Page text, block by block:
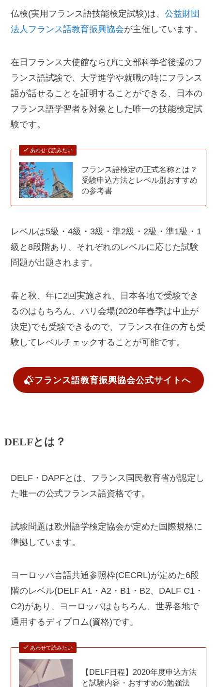
仏検(実用フランス語技能検定試験)は、公益財団
法人フランス語教育振興協会が主催しています。
在日フランス大使館ならびに文部科学省後援のフ
ランス語試験で、大学進学や就職の時にフランス
語が話せることを証明することができる、日本の
フランス語学習者を対象とした唯一の技能検定試
験です。
あわせて読みたい
フランス語検定の正式名称とは？
受験申込方法とレベル別おすすめ
の参考書
レベルは5級・4級・3級・準2級・2級・準1級・1
級と8段階あり、それぞれのレベルに応じた試験
問題が出題されます。
春と秋、年に2回実施され、日本各地で受験でき
るのはもちろん、パリ会場(2020年春季は中止が
決定)でも受験できるので、フランス在住の方も受
験してレベルチェックすることが可能です。
フランス語教育振興協会公式サイトへ
DELFとは？
DELF・DAPFとは、フランス国民教育省が認定し
た唯一の公式フランス語資格です。
試験問題は欧州語学検定協会が定めた国際規格に
準拠しています。
ヨーロッパ言語共通参照枠(CECRL)が定めた6段
階のレベル(DELF A1・A2・B1・B2、DALF C1・
C2)があり、ヨーロッパはもちろん、世界各地で
通用するディプロム(資格)です。
あわせて読みたい
【DELF日程】2020年度申込方法
と試験内容・おすすめの勉強法